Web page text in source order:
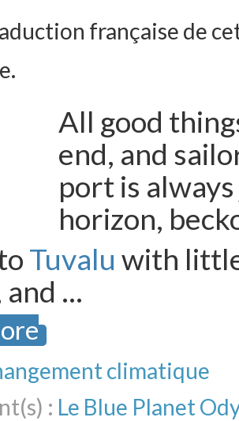
française de
All good
end, and
port is
horizon,
Tuvalu with
and …
climatique
: Le Blue Planet